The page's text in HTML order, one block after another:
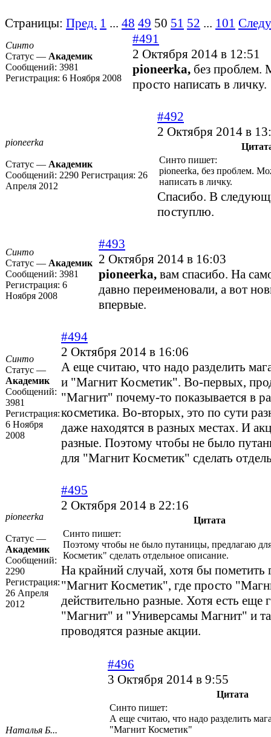
Страницы: Пред. 1 ... 48 49 50 51 52 ... 101
Синто
Статус — Академик
Сообщений: 3981
Регистрация: 6 Ноября 2008
#491
2 Октября 2014 в 12:51
pioneerka, без
просто написать в личку.
pioneerka
Статус — Академик
Сообщений: 2290 Регистрация: 26
Апреля 2012
#492
2 Октября 2014 в
Синто пишет:
pioneerka, без проблем.
написать в личку.
Спасибо. В
поступлю.
Синто
Статус — Академик
Сообщений: 3981
Регистрация: 6
Ноября 2008
#493
2 Октября 2014 в 16:03
pioneerka, вам спасибо. На
давно переименовали, а вот
впервые.
Синто
Статус —
Академик
Сообщений:
3981
Регистрация:
6 Ноября
2008
#494
2 Октября 2014 в 16:06
А еще считаю, что надо разделить
и "Магнит Косметик". Во-первых,
"Магнит" почему-то показывается в
косметика. Во-вторых, это по сути
даже находятся в разных местах. И
разные. Поэтому чтобы не было
для "Магнит Косметик" сделать
pioneerka
Статус —
Академик
Сообщений:
2290
Регистрация:
26 Апреля
2012
#495
2 Октября 2014 в 22:16
Цитата
Синто пишет:
Поэтому чтобы не было путаницы, предлагаю
Косметик" сделать отдельное описание.
На крайний случай, хотя бы пометить
"Магнит Косметик", где просто
действительно разные. Хотя есть еще
"Магнит" и "Универсамы Магнит" и
проводятся разные акции.
Наталья Б...
#496
3 Октября 2014 в 9:55
Цитата
Синто пишет:
А еще считаю, что надо разделить
"Магнит Косметик"